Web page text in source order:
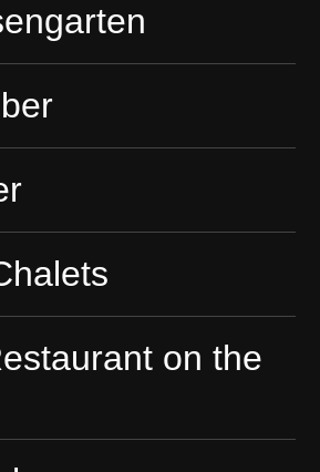
on the